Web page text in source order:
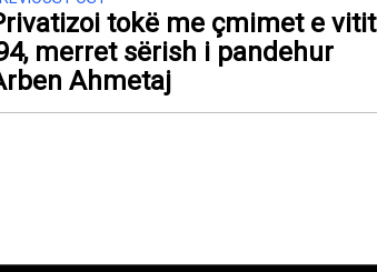
tokë me çmimet e vitit
merret sërish i pandehur
Ahmetaj